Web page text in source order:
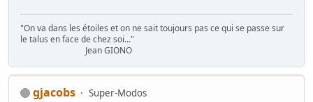
"On va dans les étoiles et on ne sait toujours pas ce qui se passe sur
le talus en face de chez soi..."
Jean GIONO
gjacobs
Super-Modos